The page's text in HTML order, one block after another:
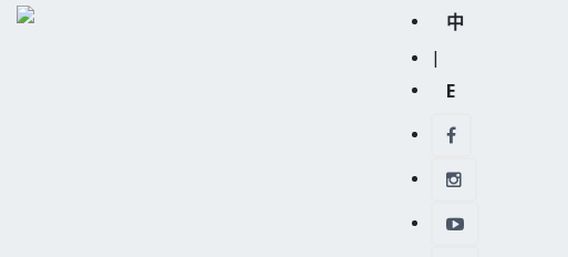
中
|
E